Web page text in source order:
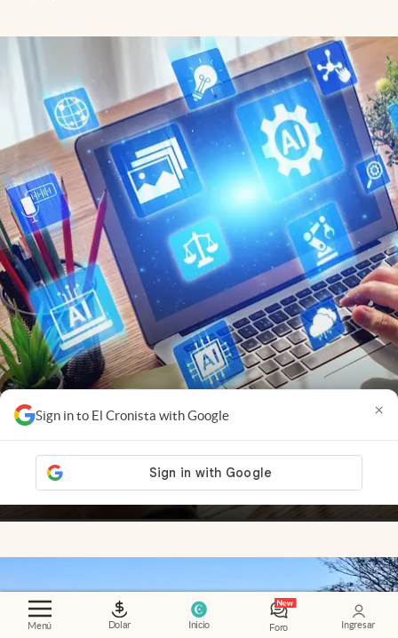
Menú Dolar Inicio Foro Ingresar
Sign in to El Cronista with Google ×
Nuevas ganadoras
Startups AI-native: por qué
crecen más rápido y desafían a las empresas
tradicionales
Adrián Mansilla Members